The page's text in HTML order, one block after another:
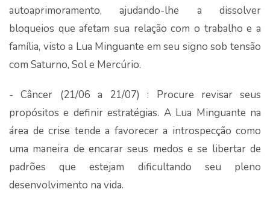
autoaprimoramento, ajudando-lhe a dissolver
bloqueios que afetam sua relação com o trabalho e a
família, visto a Lua Minguante em seu signo sob tensão
com Saturno, Sol e Mercúrio.
- Câncer (21/06 a 21/07) : Procure revisar seus
propósitos e definir estratégias. A Lua Minguante na
área de crise tende a favorecer a introspecção como
uma maneira de encarar seus medos e se libertar de
padrões que estejam dificultando seu pleno
desenvolvimento na vida.